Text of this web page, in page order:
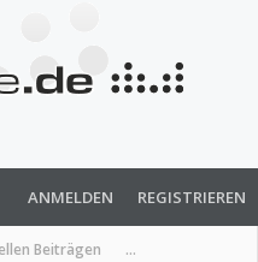
Beiträgen ...
ANMELDEN REGISTRIEREN